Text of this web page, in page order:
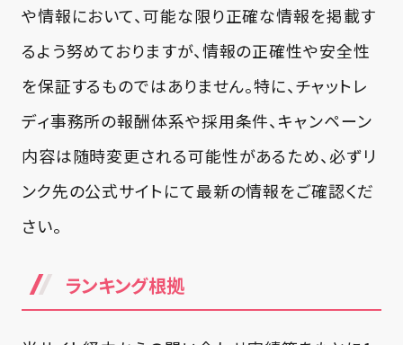
や情報において、可能な限り正確な情報を掲載す
るよう努めておりますが、情報の正確性や安全性
を保証するものではありません。特に、チャットレ
ディ事務所の報酬体系や採用条件、キャンペーン
内容は随時変更される可能性があるため、必ずリ
ンク先の公式サイトにて最新の情報をご確認くだ
さい。
ランキング根拠